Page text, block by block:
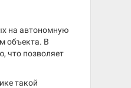
на автономную
объекта. В
что позволяет
такой